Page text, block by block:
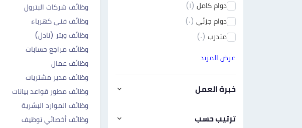
دوام كامل (١)
دوام جزئي (٠)
متدرب (٠)
عرض المزيد
خبرة العمل
ترتيب حسب
وظائف شركات البترول
وظائف فني كهرباء
وظائف ويتر (نادل)
وظائف مراجع حسابات
وظائف عمال
وظائف مدير مشتريات
وظائف مطور قواعد بيانات
وظائف الموارد البشرية
وظائف أخصائي توظيف